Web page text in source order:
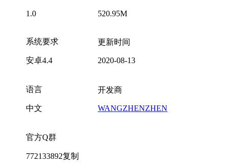
1.0 520.95M
系统要求
安卓4.4
更新时间
2020-08-13
语言
中文
开发商
WANGZHENZHEN
官方Q群
772133892复制